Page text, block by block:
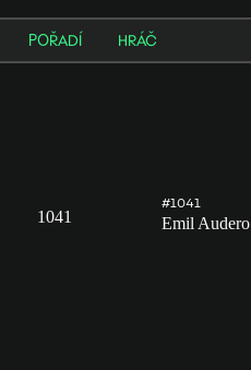
POŘADÍ HRÁČ
1041
#1041
Emil Audero